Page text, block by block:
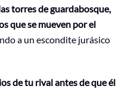
torres de guardabosque,
que se mueven por el
a un escondite jurásico
de tu rival antes de que él